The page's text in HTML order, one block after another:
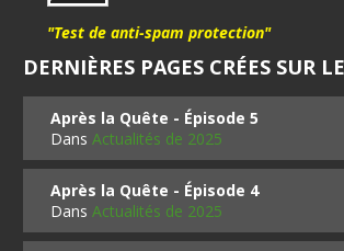
"Test de anti-spam protection"
DERNIÈRES PAGES CRÉES SUR
Après la Quête - Épisode 5
DansActualités de 2025
Après la Quête - Épisode 4
DansActualités de 2025